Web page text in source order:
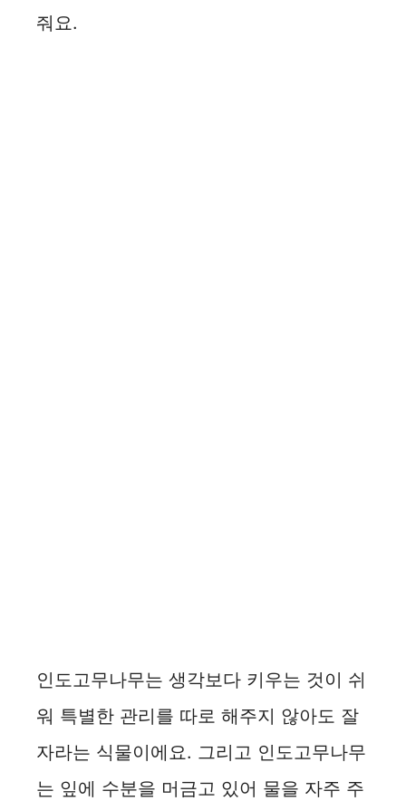
줘요.
인도고무나무는 생각보다 키우는 것이 쉬
워 특별한 관리를 따로 해주지 않아도 잘
자라는 식물이에요. 그리고 인도고무나무
는 잎에 수분을 머금고 있어 물을 자주 주